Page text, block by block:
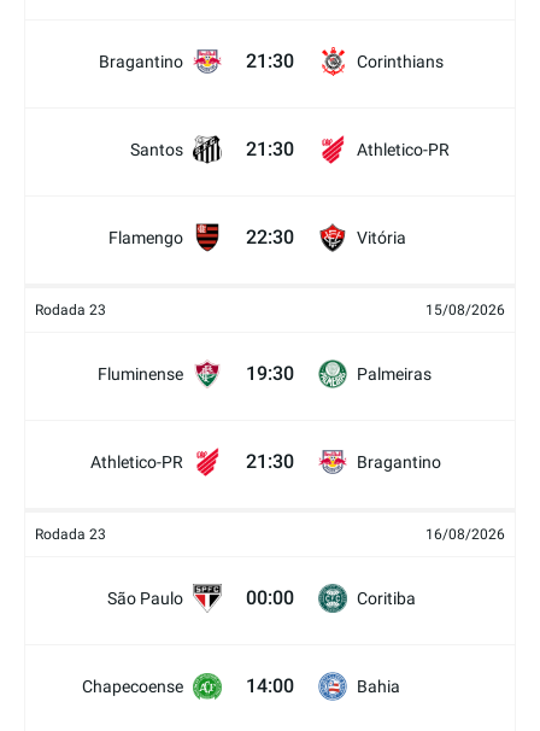
Bragantino 21:30 Corinthians
Santos 21:30 Athletico-PR
Flamengo 22:30 Vitória
Rodada 23 15/08/2026
Fluminense 19:30 Palmeiras
Athletico-PR 21:30 Bragantino
Rodada 23 16/08/2026
São Paulo 00:00 Coritiba
Chapecoense 14:00 Bahia